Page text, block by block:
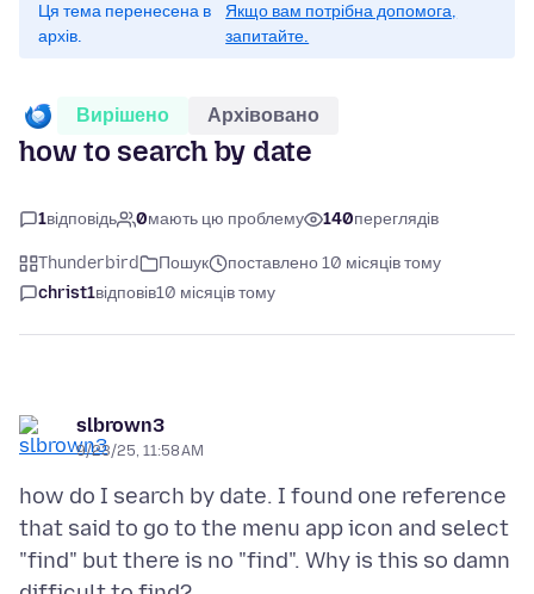
Ця тема перенесена в
архів.
Якщо вам потрібна допомога,
запитайте.
Вирішено Архівовано
how to search by date
1відповідь 0мають цю проблему 140переглядів
Thunderbird Пошук
поставлено 10 місяців тому
christ1відповів10 місяців тому
slbrown3
9/23/25, 11:58 AM
how do I search by date. I found one reference
that said to go to the menu app icon and select
"find" but there is no "find". Why is this so damn